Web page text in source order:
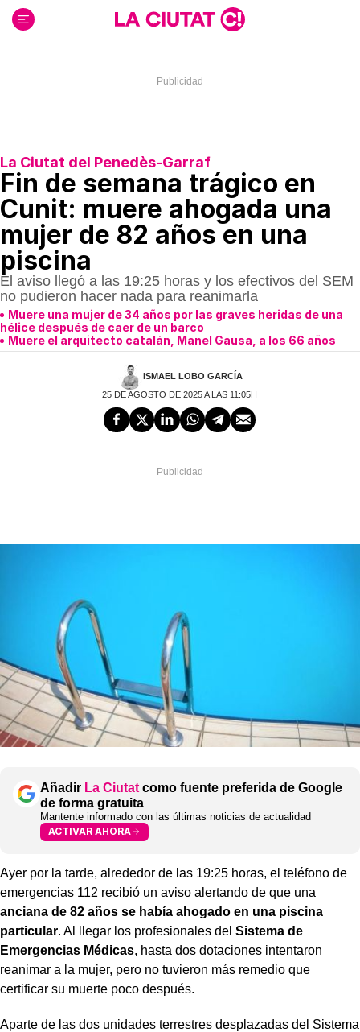
contenido
La Ciutat del Penedès-Garraf
Fin de semana trágico en
Cunit: muere ahogada una
mujer de 82 años en una
piscina
El aviso llegó a las 19:25 horas y los efectivos del SEM
no pudieron hacer nada para reanimarla
Muere una mujer de 34 años por las graves heridas de una
hélice después de caer de un barco
Muere el arquitecto catalán, Manel Gausa, a los 66 años
ISMAEL LOBO GARCÍA
25 DE AGOSTO DE 2025 A LAS 11:05H
Añadir La Ciutat como fuente preferida de Google
de forma gratuita
Mantente informado con las últimas noticias de actualidad
ACTIVAR AHORA
Ayer por la tarde, alrededor de las 19:25 horas, el teléfono de
emergencias 112 recibió un aviso alertando de que una
anciana de 82 años se había ahogado en una piscina
particular. Al llegar los profesionales del Sistema de
Emergencias Médicas, hasta dos dotaciones intentaron
reanimar a la mujer, pero no tuvieron más remedio que
certificar su muerte poco después.
Aparte de las dos unidades terrestres desplazadas del Sistema